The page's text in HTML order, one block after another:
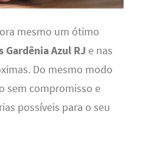
mesmo um ótimo
Azul RJ e nas
Do mesmo modo
sem compromisso e
possíveis para o seu